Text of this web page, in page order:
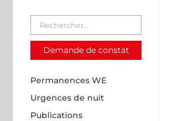
Demande de constat
Permanences WE
Urgences de nuit
Publications